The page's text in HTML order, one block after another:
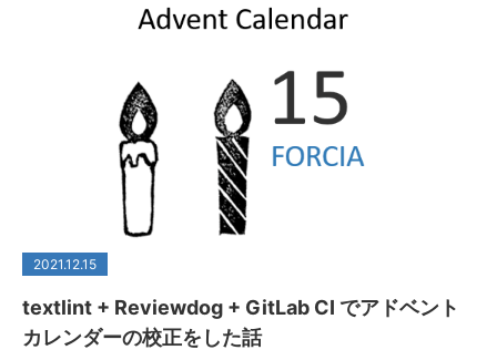
2021.12.15
textlint + Reviewdog + GitLab CI でアドベント
カレンダーの校正をした話